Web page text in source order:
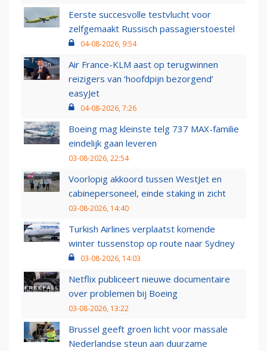
Eerste succesvolle testvlucht voor
zelfgemaakt Russisch passagierstoestel
04-08-2026, 9:54
Air France-KLM aast op terugwinnen
reizigers van ‘hoofdpijn bezorgend’
easyJet
04-08-2026, 7:26
Boeing mag kleinste telg 737 MAX-familie
eindelijk gaan leveren
03-08-2026, 22:54
Voorlopig akkoord tussen WestJet en
cabinepersoneel, einde staking in zicht
03-08-2026, 14:40
Turkish Airlines verplaatst komende
winter tussenstop op route naar Sydney
03-08-2026, 14:03
Netflix publiceert nieuwe documentaire
over problemen bij Boeing
03-08-2026, 13:22
Brussel geeft groen licht voor massale
Nederlandse steun aan duurzame